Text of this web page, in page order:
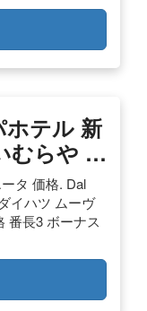
ホテル 新
むらや …
タ 価格. Dal
イハツ ムーヴ
番長3 ボーナス